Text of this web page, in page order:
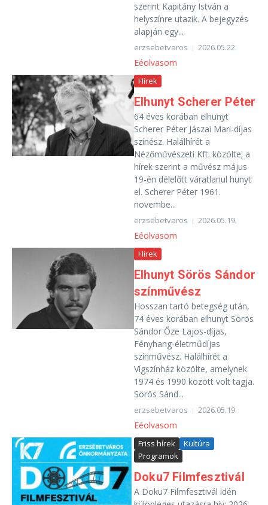
szerint Kapitány István a
helyszínre utazik. A bejegyzés
alapján egy...
erzsebetvaros 2026.05.22.
Eéolvasom
Hírek
Elhunyt Scherer Péter
64 éves korában elhunyt
Scherer Péter Jászai Mari-díjas
színész. Halálhírét a
Nézőművészeti Kft. közölte; a
hírek szerint a művész május
19-én délelőtt váratlanul hunyt
el. Scherer Péter 1961.
novembe...
erzsebetvaros 2026.05.19.
Eéolvasom
Hírek
Elhunyt Sörös Sándor
színművész
Hosszan tartó betegség után,
74 éves korában elhunyt Sörös
Sándor Őze Lajos-díjas,
Fényhang-életműdíjas
színművész. Halálhírét a
Vígszínház közölte, amelynek
1974 és 1990 között volt tagja.
Sörös Sánd...
erzsebetvaros 2026.05.19.
Eéolvasom
Friss hírek
Kultúra
Programok
Doku7 Filmfesztivál
A Doku7 Filmfesztivál idén